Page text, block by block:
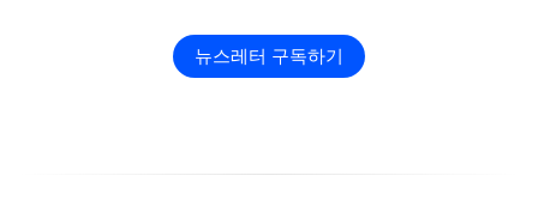
뉴스레터 구독하기